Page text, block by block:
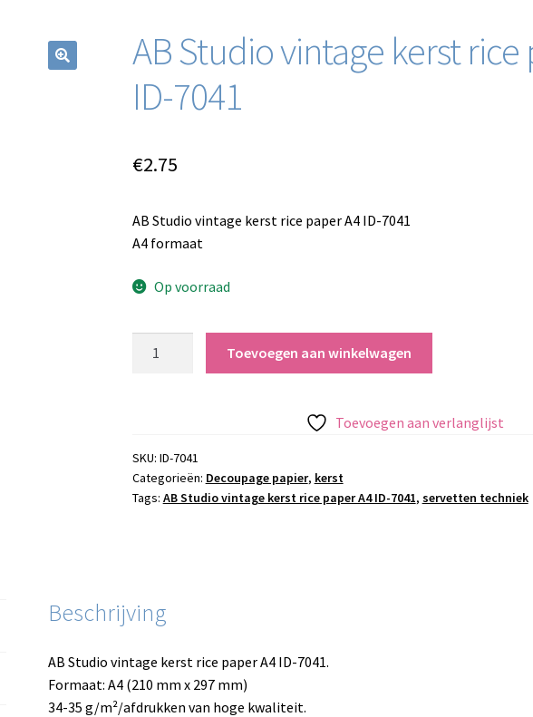
AB Studio vintage kerst rice
ID-7041
€2.75
AB Studio vintage kerst rice paper A4 ID-7041
A4 formaat
Op voorraad
paper
A4
ID-
Toevoegen aan winkelwagen
Toevoegen aan verlanglijst
SKU: ID-7041
Categorieën: Decoupage papier, kerst
Tags: AB Studio vintage kerst rice paper A4 ID-7041, servetten techniek
Beschrijving
AB Studio vintage kerst rice paper A4 ID-7041.
Formaat: A4 (210 mm x 297 mm)
34-35 g/m²/afdrukken van hoge kwaliteit.